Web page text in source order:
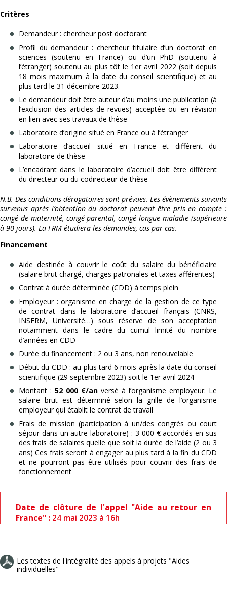
Critères
Demandeur : chercheur post doctorant
Profil du demandeur : chercheur titulaire d’un doctorat en
sciences (soutenu en France) ou d’un PhD (soutenu à
l’étranger) soutenu au plus tôt le 1er avril 2022 (soit depuis
18 mois maximum à la date du conseil scientifique) et au
plus tard le 31 décembre 2023.
Le demandeur doit être auteur d’au moins une publication (à
l’exclusion des articles de revues) acceptée ou en révision
en lien avec ses travaux de thèse
Laboratoire d’origine situé en France ou à l’étranger
Laboratoire d’accueil situé en France et différent du
laboratoire de thèse
L’encadrant dans le laboratoire d’accueil doit être différent
du directeur ou du codirecteur de thèse
N.B. Des conditions dérogatoires sont prévues. Les évènements suivants
survenus après l’obtention du doctorat peuvent être pris en compte :
congé de maternité, congé parental, congé longue maladie (supérieure
à 90 jours). La FRM étudiera les demandes, cas par cas.
Financement
Aide destinée à couvrir le coût du salaire du bénéficiaire
(salaire brut chargé, charges patronales et taxes afférentes)
Contrat à durée déterminée (CDD) à temps plein
Employeur : organisme en charge de la gestion de ce type
de contrat dans le laboratoire d’accueil français (CNRS,
INSERM, Université…) sous réserve de son acceptation
notamment dans le cadre du cumul limité du nombre
d’années en CDD
Durée du financement : 2 ou 3 ans, non renouvelable
Début du CDD : au plus tard 6 mois après la date du conseil
scientifique (29 septembre 2023) soit le 1er avril 2024
Montant : 52 000 €/an versé à l’organisme employeur. Le
salaire brut est déterminé selon la grille de l’organisme
employeur qui établit le contrat de travail
Frais de mission (participation à un/des congrès ou court
séjour dans un autre laboratoire) : 3 000 € accordés en sus
des frais de salaires quelle que soit la durée de l’aide (2 ou 3
ans) Ces frais seront à engager au plus tard à la fin du CDD
et ne pourront pas être utilisés pour couvrir des frais de
fonctionnement
Date de clôture de l'appel "Aide au retour en
France" : 24 mai 2023 à 16h
Les textes de l'intégralité des appels à projets "Aides
individuelles"